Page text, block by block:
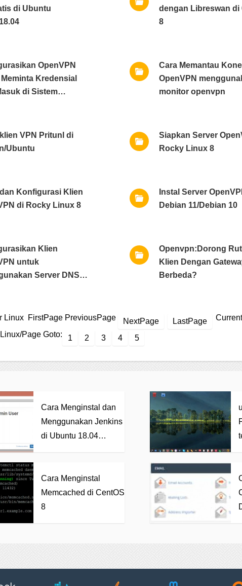
di Ubuntu
dengan Libreswan di
8
OpenVPN
Kredensial
di Sistem
Cara Memantau
OpenVPN
monitor openvpn
VPN Pritunl di
Ubuntu
Siapkan Server
Rocky Linux 8
dan Konfigurasi Klien
di Rocky Linux 8
Instal Server
Debian 11/Debian 10
Klien
untuk
Server DNS
Openvpn:Dorong
Klien Dengan
Berbeda?
Linux FirstPage PreviousPage NextPage LastPage
Page Goto: 1 2 3 4 5
Cara Menginstal dan
Menggunakan Jenkins
di Ubuntu 18.04
Cara Menginstal
Memcached di CentOS
8